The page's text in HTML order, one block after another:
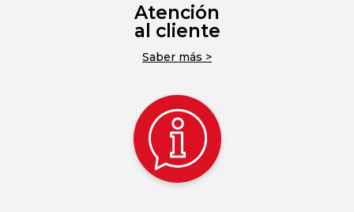
Atención
al cliente
Saber más >